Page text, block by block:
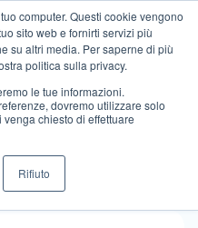
computer. Questi cookie vengono
sito web e fornirti servizi più
su altri media. Per saperne di più
politica sulla privacy.
le tue informazioni.
dovremo utilizzare solo
chiesto di effettuare
Rifiuto